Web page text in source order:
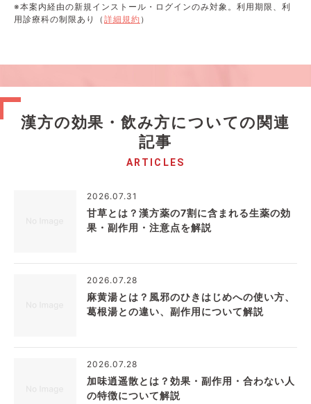
※本案内経由の新規インストール・ログインのみ対象。利用期限、利
用診療科の制限あり（ 詳細規約 ）
漢方の効果・飲み方についての関連
記事
ARTICLES
2026.07.31
甘草とは？漢方薬の7割に含まれる生薬の効
果・副作用・注意点を解説
2026.07.28
麻黄湯とは？風邪のひきはじめへの使い方、
葛根湯との違い、副作用について解説
2026.07.28
加味逍遥散とは？効果・副作用・合わない人
の特徴について解説